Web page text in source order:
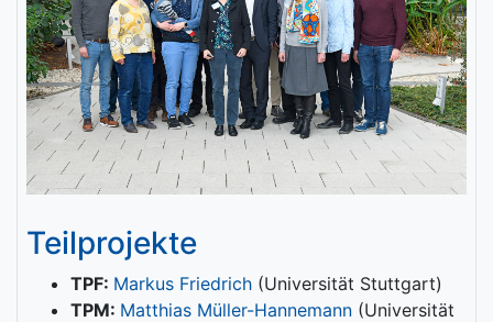
Teilprojekte
TPF: Markus Friedrich (Universität Stuttgart)
TPM: Matthias Müller-Hannemann (Universität